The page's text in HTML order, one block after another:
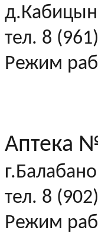
тел. 8
Режим
Аптека
тел. 8
Режим